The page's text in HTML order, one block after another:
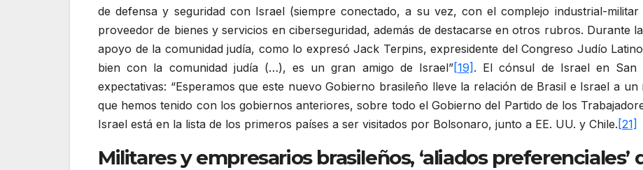
de defensa y seguridad con Israel (siempre conectado, a su vez, con el complejo industrial-
proveedor de bienes y servicios en ciberseguridad, además de destacarse en otros rubros. Durante
apoyo de la comunidad judía, como lo expresó Jack Terpins, expresidente del Congreso Judío
bien con la comunidad judía (…), es un gran amigo de Israel”[19] . El cónsul de Israel en San
expectativas: “Esperamos que este nuevo Gobierno brasileño lleve la relación de Brasil e Israel a
que hemos tenido con los gobiernos anteriores, sobre todo el Gobierno del Partido de los
Israel está en la lista de los primeros países a ser visitados por Bolsonaro, junto a EE. UU. y Chile. [21]
Militares y empresarios brasileños, ‘aliados